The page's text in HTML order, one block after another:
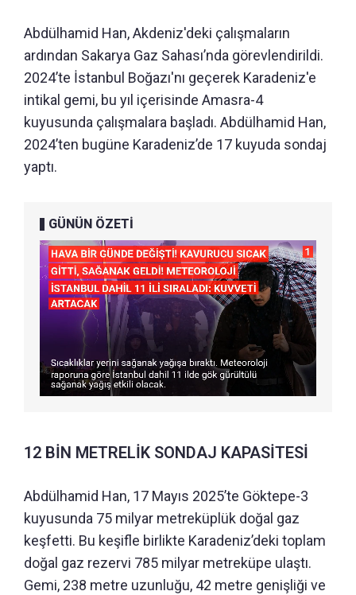
Abdülhamid Han, Akdeniz'deki çalışmaların
ardından Sakarya Gaz Sahası’nda görevlendirildi.
2024’te İstanbul Boğazı'nı geçerek Karadeniz'e
intikal gemi, bu yıl içerisinde Amasra-4
kuyusunda çalışmalara başladı. Abdülhamid Han,
2024’ten bugüne Karadeniz’de 17 kuyuda sondaj
yaptı.
GÜNÜN ÖZETİ
12 BİN METRELİK SONDAJ KAPASİTESİ
Abdülhamid Han, 17 Mayıs 2025’te Göktepe-3
kuyusunda 75 milyar metreküplük doğal gaz
keşfetti. Bu keşifle birlikte Karadeniz’deki toplam
doğal gaz rezervi 785 milyar metreküpe ulaştı.
Gemi, 238 metre uzunluğu, 42 metre genişliği ve